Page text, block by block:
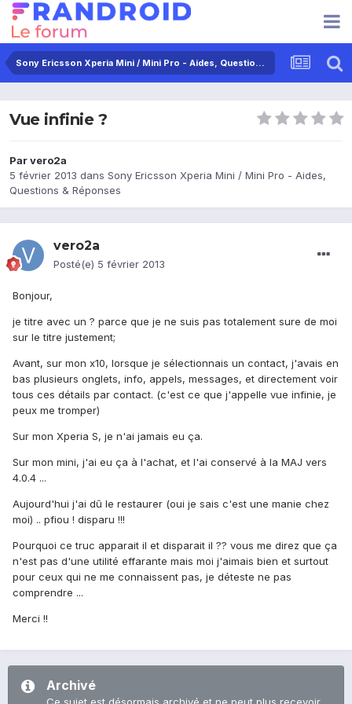
Sony Ericsson Xperia Mini / Mini Pro - Aides, Questions & Réponses
Vue infinie ?
Parvero2a
5 février 2013 dans Sony Ericsson Xperia Mini / Mini Pro - Aides,
Questions & Réponses
vero2a
Posté(e) 5 février 2013
Bonjour,
je titre avec un ? parce que je ne suis pas totalement sure de moi
sur le titre justement;
Avant, sur mon x10, lorsque je sélectionnais un contact, j'avais en
bas plusieurs onglets, info, appels, messages, et directement voir
tous ces détails par contact. (c'est ce que j'appelle vue infinie, je
peux me tromper)
Sur mon Xperia S, je n'ai jamais eu ça.
Sur mon mini, j'ai eu ça à l'achat, et l'ai conservé à la MAJ vers
4.0.4 ...
Aujourd'hui j'ai dû le restaurer (oui je sais c'est une manie chez
moi) .. pfiou ! disparu !!!
Pourquoi ce truc apparait il et disparait il ?? vous me direz que ça
n'est pas d'une utilité effarante mais moi j'aimais bien et surtout
pour ceux qui ne me connaissent pas, je déteste ne pas
comprendre ...
Merci !!
Archivé